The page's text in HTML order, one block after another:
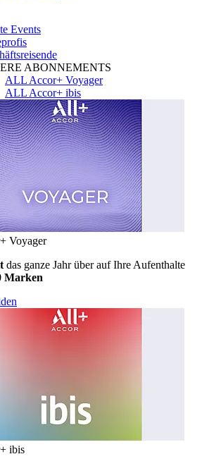
Events
ABONNEMENTS
ALL Accor+ Voyager
ALL Accor+ ibis
Voyager
das ganze Jahr über auf Ihre Aufenthalte
Marken
ibis